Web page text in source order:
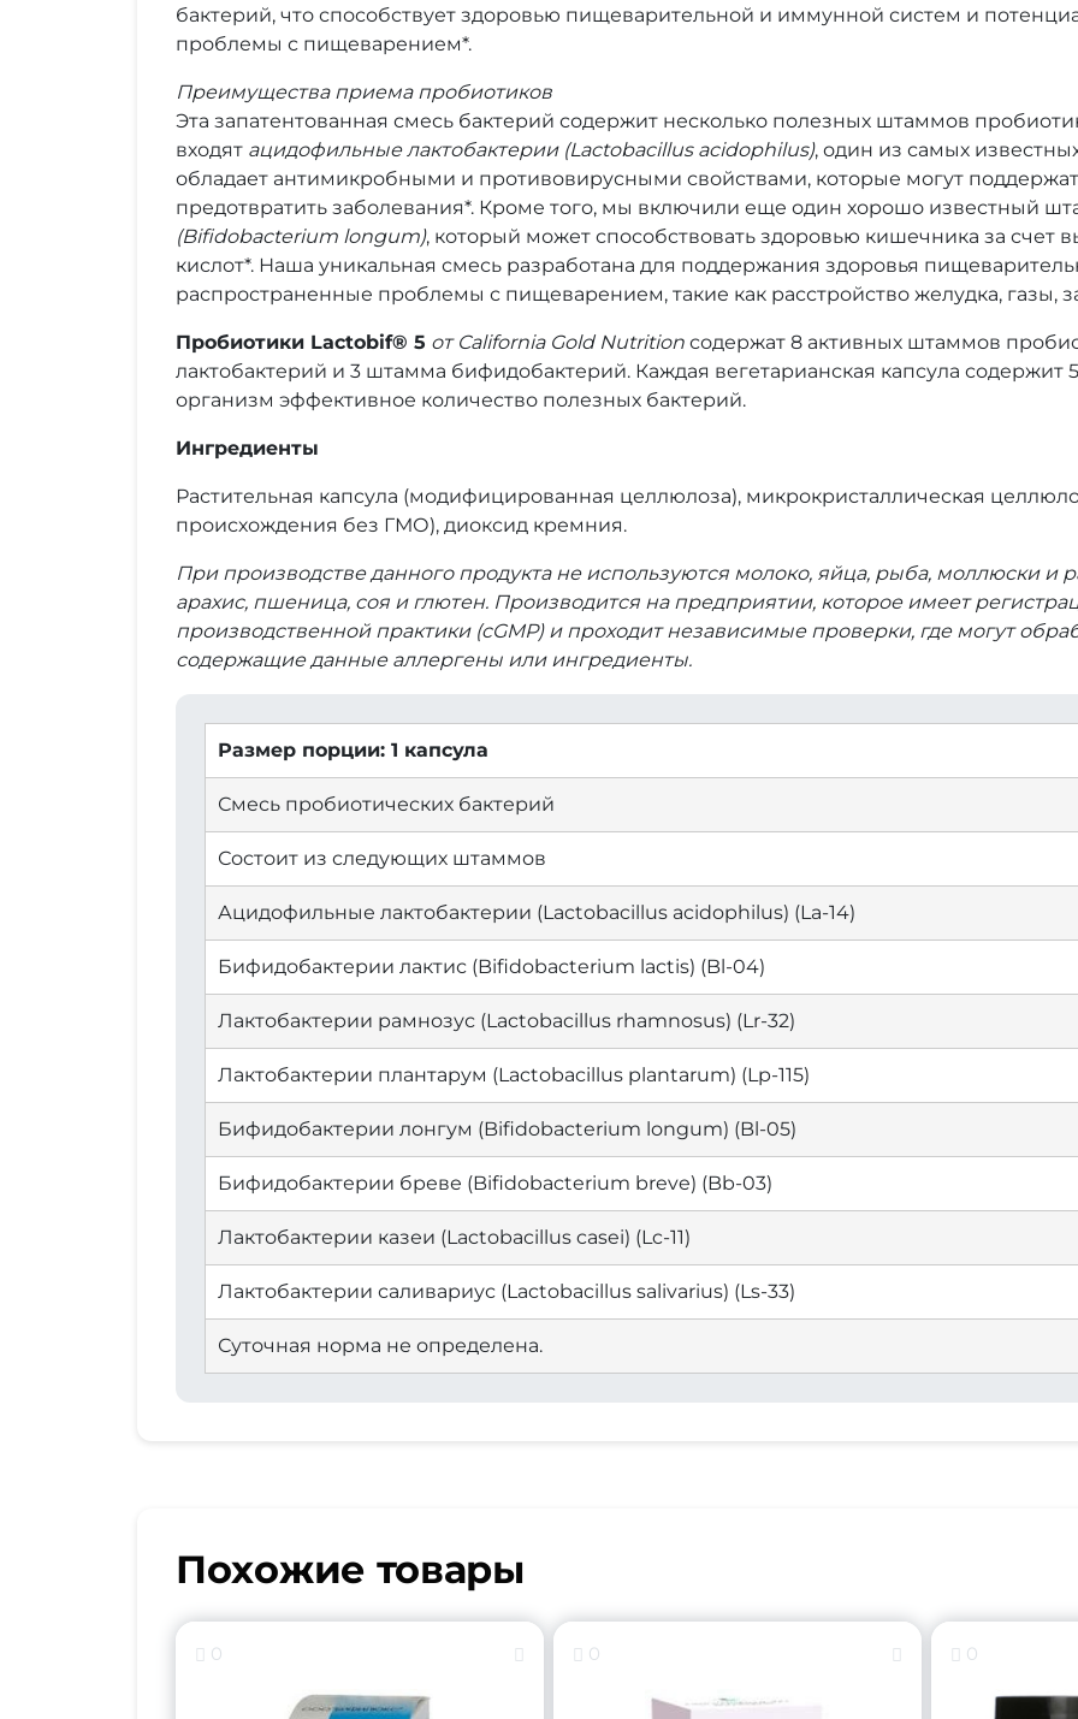
бактерий, что способствует здоровью пищеварительной и иммунной систем и
проблемы с пищеварением*.
Преимущества приема пробиотиков
Эта запатентованная смесь бактерий содержит несколько полезных штаммов
входят ацидофильные лактобактерии (Lactobacillus acidophilus), один из самых
обладает антимикробными и противовирусными свойствами, которые могут
предотвратить заболевания*. Кроме того, мы включили еще один хорошо известный
(Bifidobacterium longum), который может способствовать здоровью кишечника за счет
кислот*. Наша уникальная смесь разработана для поддержания здоровья
распространенные проблемы с пищеварением, такие как расстройство желудка, газы,
Пробиотики Lactobif® 5 от California Gold Nutrition содержат 8 активных штаммов
лактобактерий и 3 штамма бифидобактерий. Каждая вегетарианская капсула содержит
организм эффективное количество полезных бактерий.
Ингредиенты
Растительная капсула (модифицированная целлюлоза), микрокристаллическая
происхождения без ГМО), диоксид кремния.
При производстве данного продукта не используются молоко, яйца, рыба, моллюски и
арахис, пшеница, соя и глютен. Производится на предприятии, которое имеет
производственной практики (cGMP) и проходит независимые проверки, где могут
содержащие данные аллергены или ингредиенты.
Размер порции: 1 капсула
Смесь пробиотических бактерий
Состоит из следующих штаммов
Ацидофильные лактобактерии (Lactobacillus acidophilus) (La-14)
Бифидобактерии лактис (Bifidobacterium lactis) (Bl-04)
Лактобактерии рамнозус (Lactobacillus rhamnosus) (Lr-32)
Лактобактерии плантарум (Lactobacillus plantarum) (Lp-115)
Бифидобактерии лонгум (Bifidobacterium longum) (Bl-05)
Бифидобактерии бреве (Bifidobacterium breve) (Bb-03)
Лактобактерии казеи (Lactobacillus casei) (Lc-11)
Лактобактерии саливариус (Lactobacillus salivarius) (Ls-33)
Суточная норма не определена.
Похожие товары
0 0 0